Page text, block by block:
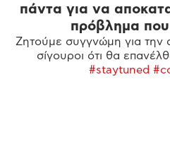
πάντα για να
πρόβλημα
Ζητούμε συγγνώμη για την
σίγουροι ότι θα
#staytuned